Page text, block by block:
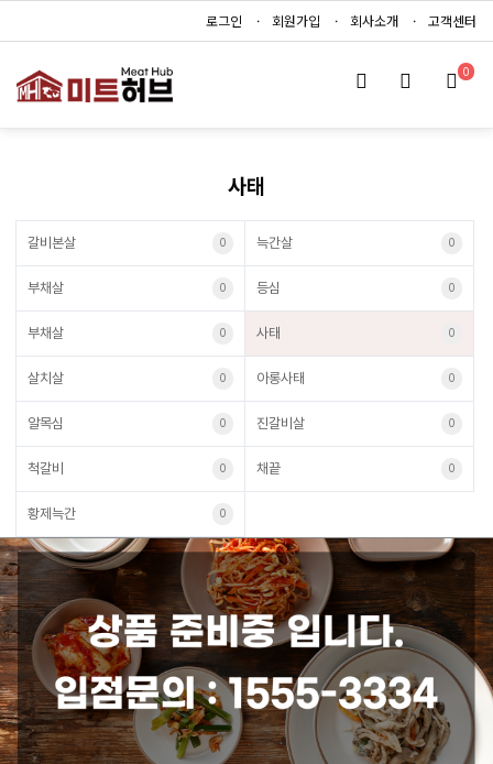
로그인 회원가입 회사소개 고객센터
0
사태
갈비본살 0 늑간살 0
부채살 0 등심 0
부채살 0 사태 0
살치살 0 아롱사태 0
알목심 0 진갈비살 0
척갈비 0 채끝 0
황제늑간 0